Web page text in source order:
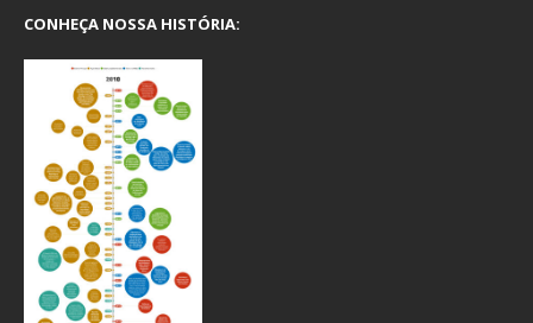
CONHEÇA NOSSA HISTÓRIA: